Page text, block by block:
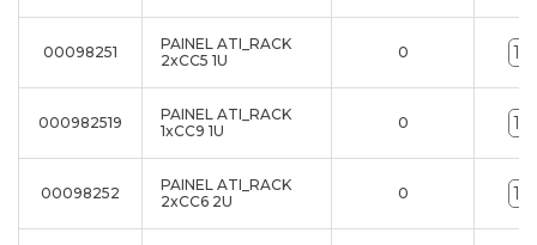
00098251
PAINEL ATI_RACK
2xCC5 1U
0
000982519
PAINEL ATI_RACK
1xCC9 1U
0
00098252
PAINEL ATI_RACK
2xCC6 2U
0